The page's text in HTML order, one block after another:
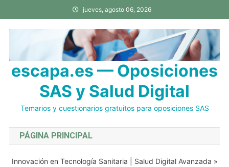
al
contenido
jueves, agosto 06, 2026
escapa.es — Oposiciones
SAS y Salud Digital
Temarios y cuestionarios gratuitos para oposiciones SAS
PÁGINA PRINCIPAL
Innovación en Tecnología Sanitaria | Salud Digital Avanzada »